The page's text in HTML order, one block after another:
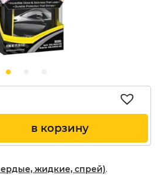
в корзину
жидкие, спрей).